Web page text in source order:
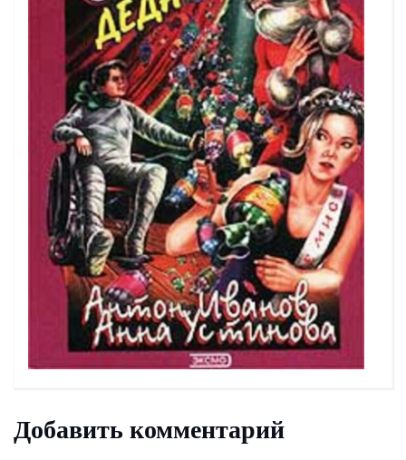
Добавить комментарий